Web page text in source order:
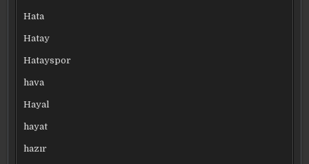
Hata
Hatay
Hatayspor
hava
Hayal
hayat
hazır